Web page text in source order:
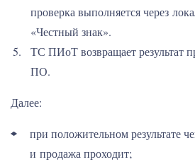
проверка выполняется через
«Честный знак».
ТС ПИоТ возвращает результат
ПО.
Далее:
при положительном результате
и продажа проходит;